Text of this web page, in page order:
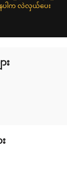
ပါက လဲလှယ်ပေး
း